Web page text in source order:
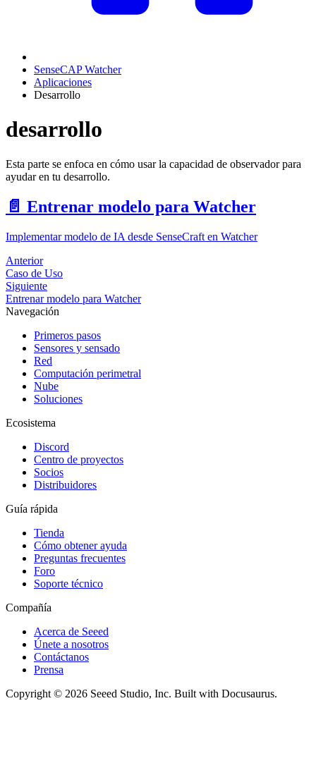
SenseCAP Watcher
Aplicaciones
Desarrollo
desarrollo
Esta parte se enfoca en cómo usar la capacidad de observador para
ayudar en tu desarrollo.
📄️ Entrenar modelo para Watcher
Implementar modelo de IA desde SenseCraft en Watcher
Anterior
Caso de Uso
Siguiente
Entrenar modelo para Watcher
Navegación
Primeros pasos
Sensores y sensado
Red
Computación perimetral
Nube
Soluciones
Ecosistema
Discord
Centro de proyectos
Socios
Distribuidores
Guía rápida
Tienda
Cómo obtener ayuda
Preguntas frecuentes
Foro
Soporte técnico
Compañía
Acerca de Seeed
Únete a nosotros
Contáctanos
Prensa
Copyright © 2026 Seeed Studio, Inc. Built with Docusaurus.